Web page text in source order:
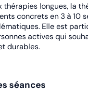
thérapies longues, la
concrets en 3 à 10
Elle est
actives qui
durables.
séances